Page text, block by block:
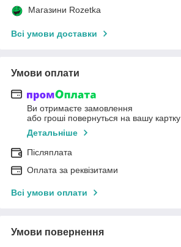
Магазини Rozetka
Всі умови доставки
Умови оплати
Ви отримаєте замовлення
або гроші повернуться на вашу картку
Детальніше
Післяплата
Оплата за реквізитами
Всі умови оплати
Умови повернення